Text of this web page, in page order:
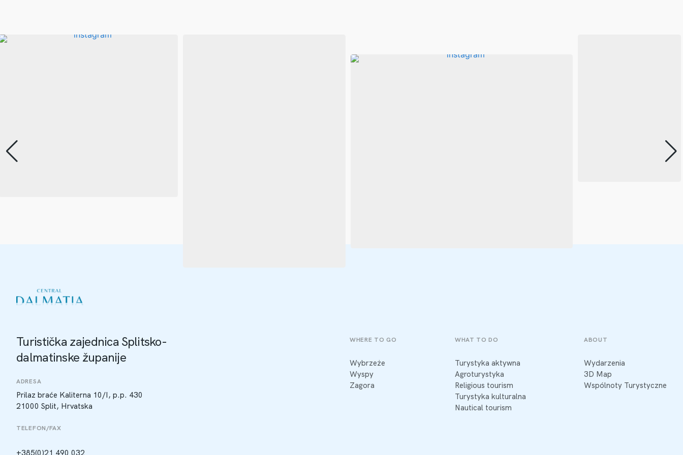
Turistička zajednica Splitsko-
dalmatinske županije
ADRESA
Prilaz braće Kaliterna 10/I, p.p. 430
21000 Split, Hrvatska
TELEFON/FAX
WHERE TO GO
Wybrzeże
Wyspy
Zagora
WHAT TO DO
Turystyka aktywna
Agroturystyka
Religious tourism
Turystyka kulturalna
Nautical tourism
ABOUT
Wydarzenia
3D Map
Wspólnoty Turystyczne